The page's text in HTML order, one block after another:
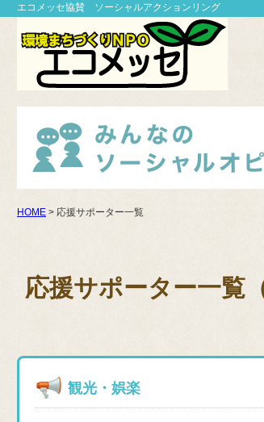
エコメッセ協賛 ソーシャルアクションリング
HOME > 応援サポーター一覧
応援サポーター一覧
観光・娯楽